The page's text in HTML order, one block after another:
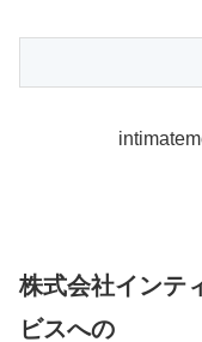
株式会社インテ
ビスへの